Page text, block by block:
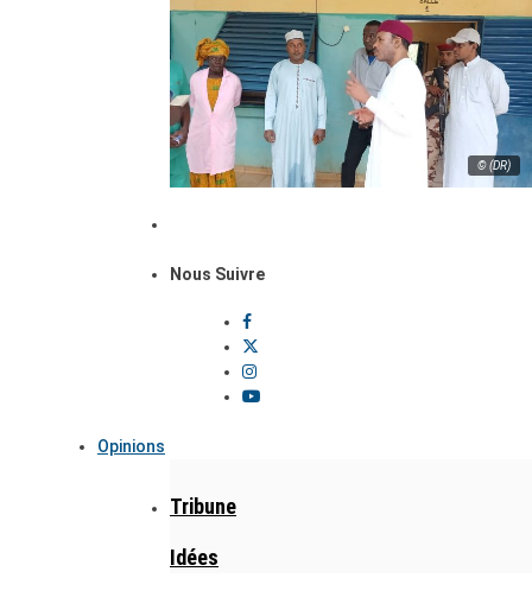
© (DR)
Nous Suivre
Opinions
Tribune
Idées